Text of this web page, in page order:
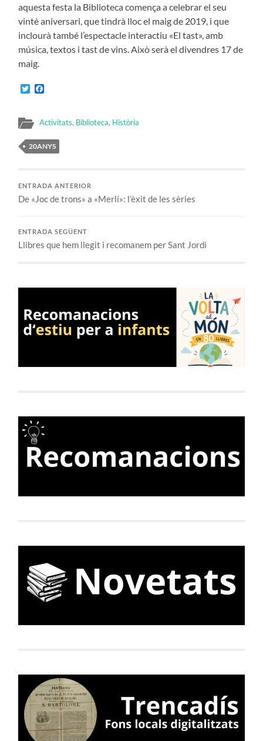
aquesta festa la Biblioteca comença a celebrar el seu
vintè aniversari, que tindrà lloc el maig de 2019, i que
inclourà també l’espectacle interactiu «El tast», amb
música, textos i tast de vins. Això serà el divendres 17 de
maig.
Twitter
Activitats, Biblioteca, Història
20ANYS
ENTRADA ANTERIOR
De «Joc de trons» a «Merlí»: l’èxit de les sèries
ENTRADA SEGÜENT
Llibres que hem llegit i recomanem per Sant Jordi